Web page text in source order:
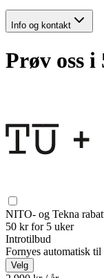
Info og kontakt
Prøv oss
NITO- og Tekna
50 kr for 5 uker
Introtilbud
Fornyes automatisk til
Velg